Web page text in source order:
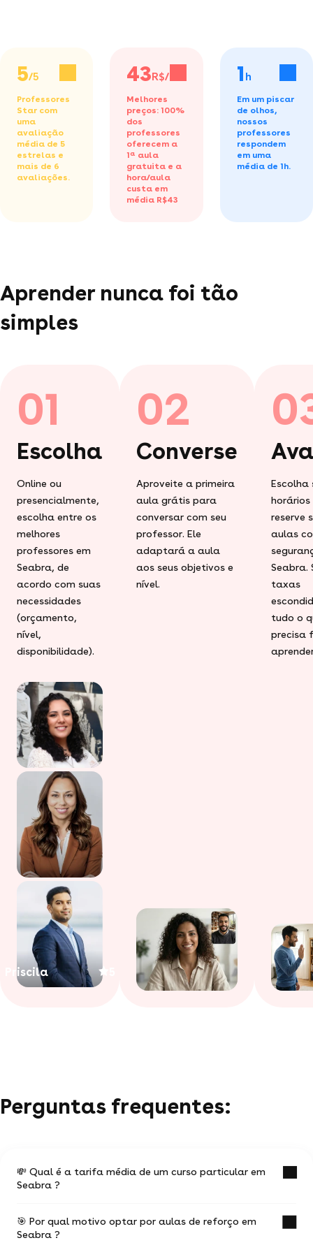
5/5
Professores
Star com
uma
avaliação
média de 5
estrelas e
mais de 6
avaliações.
43R$/h
Melhores
preços: 100%
dos
professores
oferecem a
1ª aula
gratuita e a
hora/aula
custa em
média R$43
1 h
Em um piscar
de olhos,
nossos
professores
respondem
em uma
média de 1h.
Aprender nunca foi tão
simples
01
Escolha
Online ou
presencialmente,
escolha entre os
melhores
professores em
Seabra, de
acordo com suas
necessidades
(orçamento,
nível,
disponibilidade).
Priscila
02
Converse
Aproveite a primeira
aula grátis para
conversar com seu
professor. Ele
adaptará a aula
aos seus objetivos e
nível.
Escolha
horários
reserve
aulas
Seabra.
taxas
tudo o
precisa
Perguntas frequentes:
💸 Qual é a tarifa média de um curso particular em
Seabra ?
O valor médio de uma aula particular
em Seabra é de R$ 43.
🎯 Por qual motivo optar por aulas de reforço em
Seabra ?